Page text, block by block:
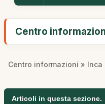
Centro
Centro informazioni » Inca
Articoli in questa sezione.